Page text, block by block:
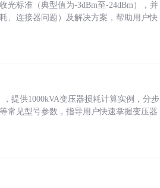
光标准（典型值为-3dBm至-24dBm），并
、连接器问题）及解决方案，帮助用户快
提供1000kVA变压器损耗计算实例，分步
常见型号参数，指导用户快速掌握变压器